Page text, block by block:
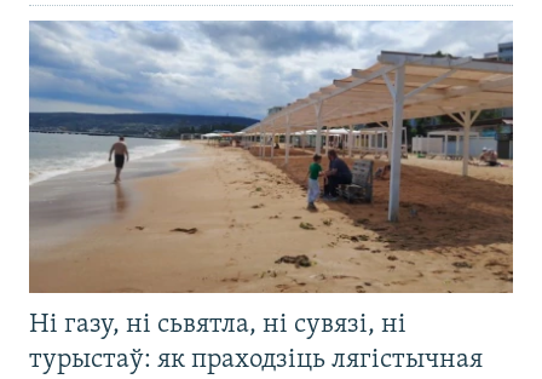
Ні газу, ні сьвятла, ні сувязі, ні
турыстаў: як праходзіць лягістычная